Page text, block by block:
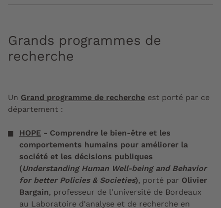
Grands programmes de
recherche
Un Grand programme de recherche est porté par ce
département :
HOPE - Comprendre le bien-être et les
comportements humains pour améliorer la
société et les décisions publiques
(Understanding Human Well-being and Behavior
for better Policies & Societies), porté par Olivier
Bargain, professeur de l'université de Bordeaux
au Laboratoire d'analyse et de recherche en